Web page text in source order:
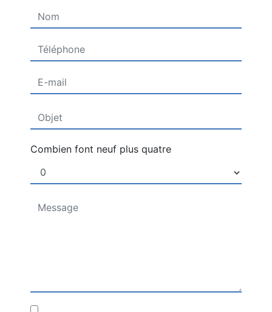
Combien font neuf plus quatre